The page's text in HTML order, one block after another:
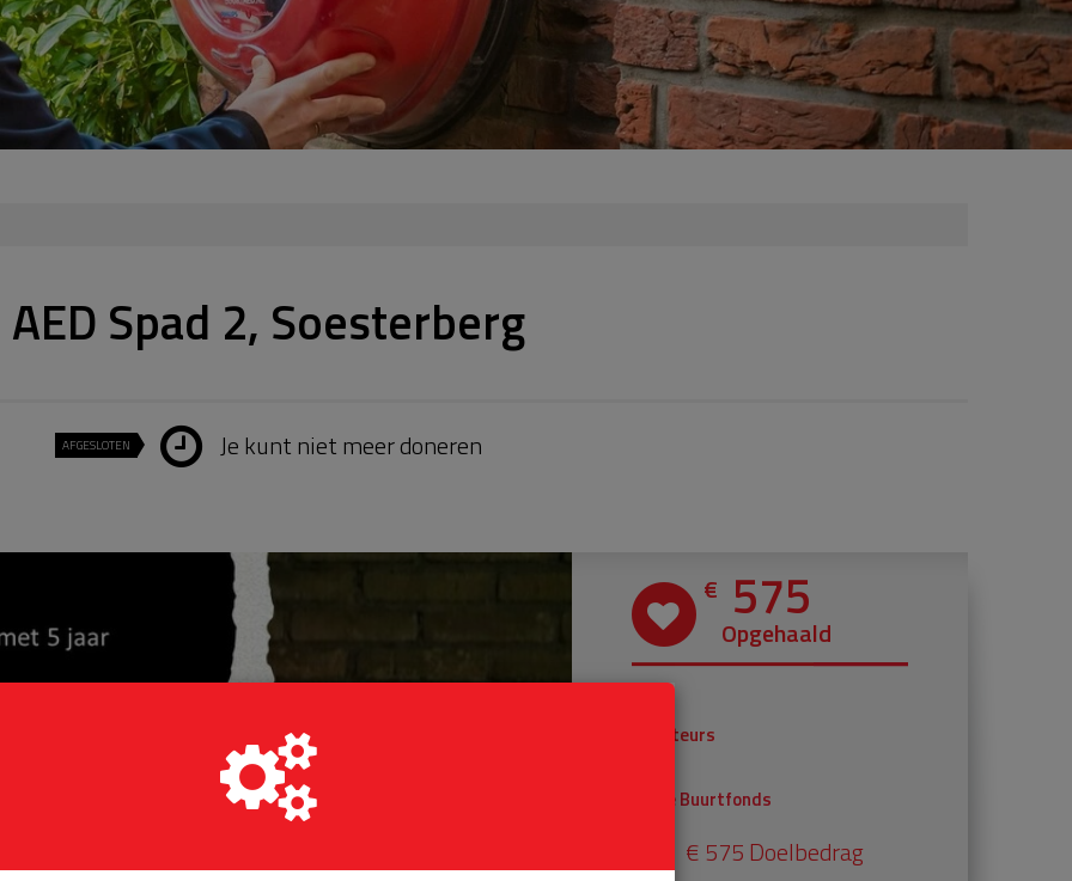
AED Spad 2, Soesterberg
AFGESLOTEN Je kunt niet meer doneren
€ 575
Opgehaald
Donateurs
Univé Buurtfonds
€ 575 Doelbedrag